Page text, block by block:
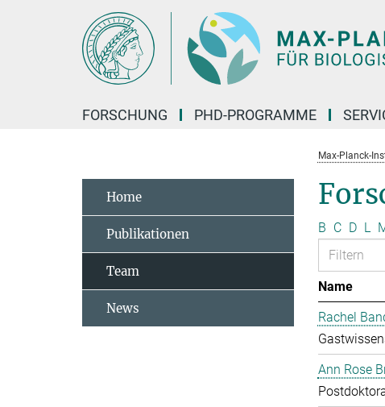
FORSCHUNG PHD-PROGRAMME
Max-Planck-
B C D L
Name
Rachel
Ann Rose
Home
Publikationen
Team
News